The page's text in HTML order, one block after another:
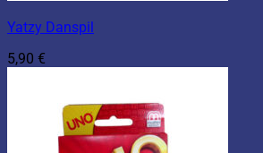
Yatzy Danspil
5,90 €